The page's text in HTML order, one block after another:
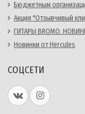
Бюджетным
Акция "Отзывчивый
ГИТАРЫ BROMO.
Новинки от Hercules
СОЦСЕТИ